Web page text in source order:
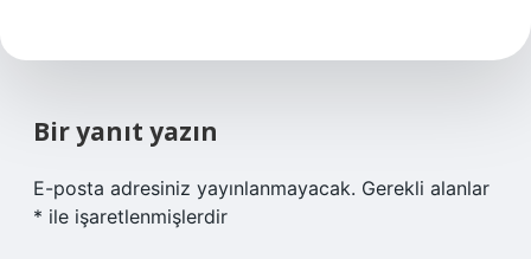
Bir yanıt yazın
E-posta adresiniz yayınlanmayacak. Gerekli alanlar
* ile işaretlenmişlerdir